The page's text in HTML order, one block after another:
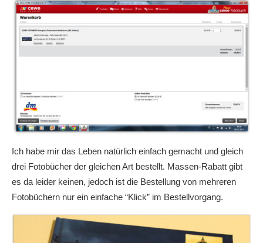
Ich habe mir das Leben natürlich einfach gemacht und gleich
drei Fotobücher der gleichen Art bestellt. Massen-Rabatt gibt
es da leider keinen, jedoch ist die Bestellung von mehreren
Fotobüchern nur ein einfache “Klick” im Bestellvorgang.